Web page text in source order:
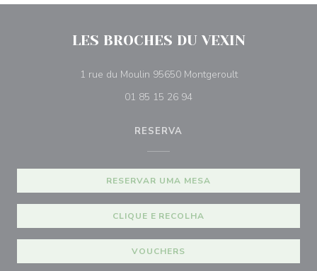
LES BROCHES DU VEXIN
1 rue du Moulin 95650 Montgeroult((abre numa
01 85 15 26 94
RESERVA
RESERVAR UMA MESA
CLIQUE E RECOLHA
VOUCHERS